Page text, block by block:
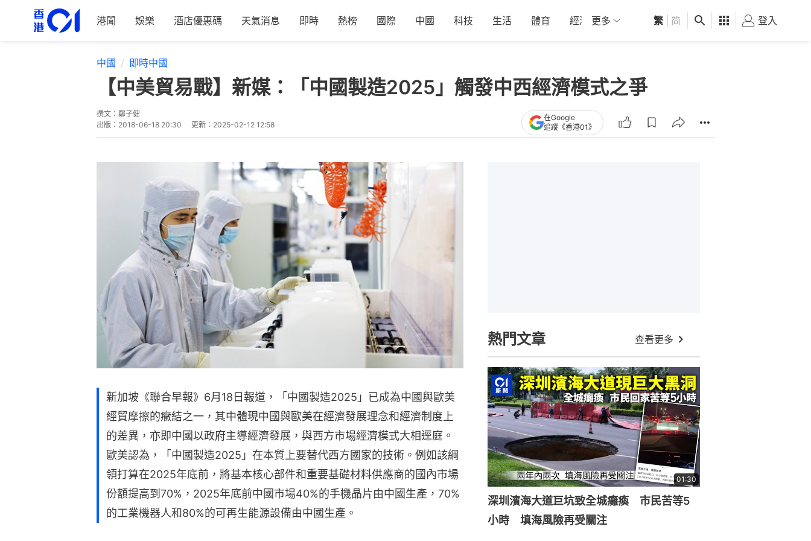
港聞 娛樂 酒店優惠碼 天氣消息 即時 熱榜 國際 中國 科技 生活 體育 經濟 01深圳 觀點 健康 好食玩飛
更多 繁 简 登入
中國 即時中國
【中美貿易戰】新媒：「中國製造2025」觸發中西經濟模式之爭
撰文： 鄭子健
出版： 2018-06-18 20:30 更新： 2025-02-12 12:58
在Google
追蹤《香港01》
新加坡《聯合早報》6月18日報道，「中國製造2025」已成為中國與歐美
經貿摩擦的癥結之一，其中體現中國與歐美在經濟發展理念和經濟制度上
的差異，亦即中國以政府主導經濟發展，與西方市場經濟模式大相逕庭。
歐美認為，「中國製造2025」在本質上要替代西方國家的技術。例如該綱
領打算在2025年底前，將基本核心部件和重要基礎材料供應商的國內市場
份額提高到70%，2025年底前中國市場40%的手機晶片由中國生產，70%
的工業機器人和80%的可再生能源設備由中國生產。
熱門文章 查看更多
01:30
深圳濱海大道巨坑致全城癱瘓 市民苦等5
小時 填海風險再受關注